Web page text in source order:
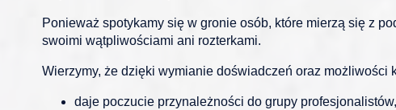
Ponieważ spotykamy się w gronie osób, które mierzą się z
swoimi wątpliwościami ani rozterkami.
Wierzymy, że dzięki wymianie doświadczeń oraz możliwości
daje poczucie przynależności do grupy profesjonalistów,